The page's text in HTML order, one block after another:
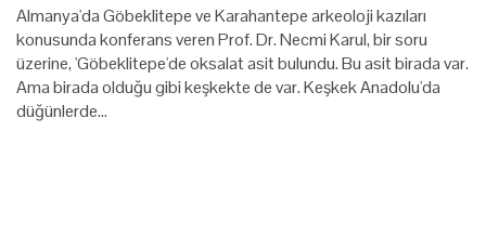
Almanya'da Göbeklitepe ve Karahantepe arkeoloji kazıları
konusunda konferans veren Prof. Dr. Necmi Karul, bir soru
üzerine, 'Göbeklitepe'de oksalat asit bulundu. Bu asit birada var.
Ama birada olduğu gibi keşkekte de var. Keşkek Anadolu'da
düğünlerde…